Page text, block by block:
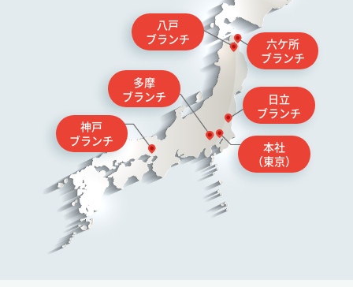
本社
（東京）
六ケ所
ブランチ
八戸
ブランチ
日立
ブランチ
多摩
ブランチ
神戸
ブランチ